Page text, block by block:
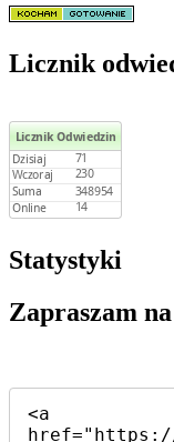
Licznik
Statystyki
Zapraszam
<a